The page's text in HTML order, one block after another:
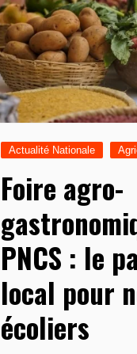
Actualité Nationale
Foire agro-
PNCS : le
local pour
écoliers